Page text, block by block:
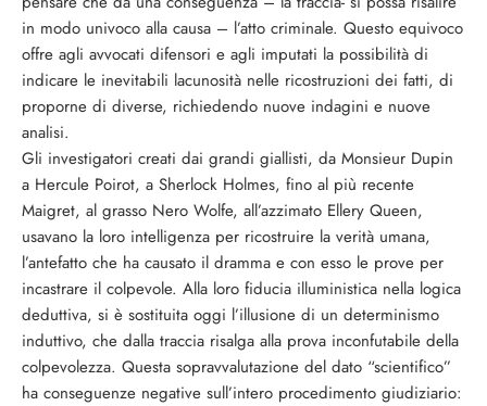
in modo univoco alla causa – l’atto criminale. Questo equivoco
offre agli avvocati difensori e agli imputati la possibilità di
indicare le inevitabili lacunosità nelle ricostruzioni dei fatti, di
proporne di diverse, richiedendo nuove indagini e nuove
analisi.
Gli investigatori creati dai grandi giallisti, da Monsieur Dupin
a Hercule Poirot, a Sherlock Holmes, fino al più recente
Maigret, al grasso Nero Wolfe, all’azzimato Ellery Queen,
usavano la loro intelligenza per ricostruire la verità umana,
l’antefatto che ha causato il dramma e con esso le prove per
incastrare il colpevole. Alla loro fiducia illuministica nella logica
deduttiva, si è sostituita oggi l’illusione di un determinismo
induttivo, che dalla traccia risalga alla prova inconfutabile della
colpevolezza. Questa sopravvalutazione del dato “scientifico”
ha conseguenze negative sull’intero procedimento giudiziario: